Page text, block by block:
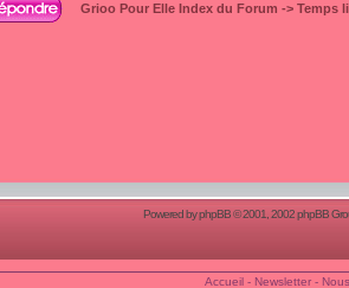
Grioo Pour Elle Index du Forum -> Temps
Powered byphpBB© 2001, 2002 phpBB
Accueil- Newsletter-